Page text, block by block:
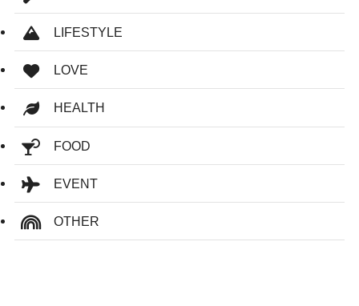
LIFESTYLE
LOVE
HEALTH
FOOD
EVENT
OTHER